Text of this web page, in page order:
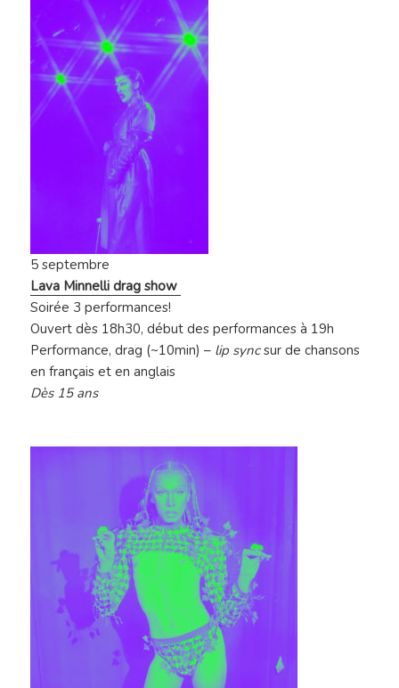
5 septembre
Lava Minnelli drag show
Soirée 3 performances!
Ouvert dès 18h30, début des performances à 19h
Performance, drag (~10min) – lip syncsur de chansons
en français et en anglais
Dès 15 ans